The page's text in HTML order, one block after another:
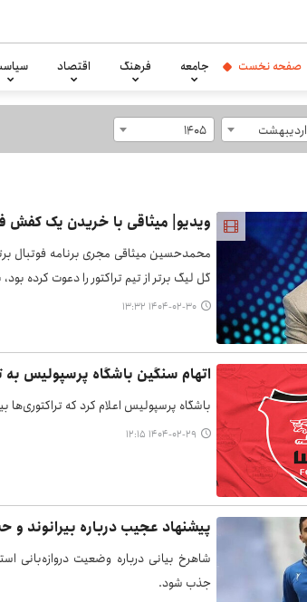
صفحه نخست جامعه فرهنگ اقتصاد
اردیبهشت 1405
ویدیو| میثاقی با خریدن یک کفش
محمدحسین میثاقی مجری برنامه فوتبال
گل لیگ برتر از تیم تراکتور را دعوت کرده
۱۴۰۴-۰۲-۳۰ ۱۳:۳۲
اتهام سنگین باشگاه پرسپولیس به
باشگاه پرسپولیس اعلام کرد که تراکتوری‌ها
۱۴۰۴-۰۲-۲۹ ۱۲:۱۵
پیشنهاد عجیب درباره بیرانوند و
شاهرخ بیانی درباره وضعیت دروازه‌بانی
جذب شود.